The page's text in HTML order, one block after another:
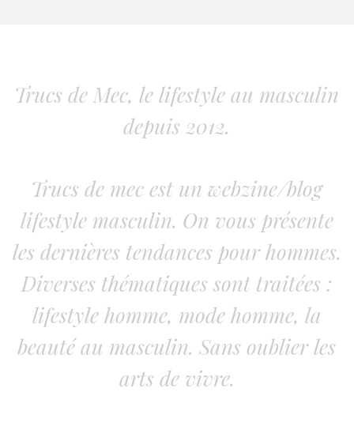
Trucs de Mec, le lifestyle au masculin
depuis 2012.
Trucs de mec est un webzine/blog
lifestyle masculin. On vous présente
les dernières tendances pour hommes.
Diverses thématiques sont traitées :
lifestyle homme, mode homme, la
beauté au masculin. Sans oublier les
arts de vivre.